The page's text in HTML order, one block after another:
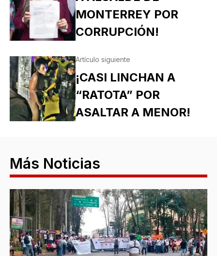
MONTERREY POR
CORRUPCIÓN!
Artículo siguiente
¡CASI LINCHAN A
“RATOTA” POR
ASALTAR A MENOR!
Más Noticias